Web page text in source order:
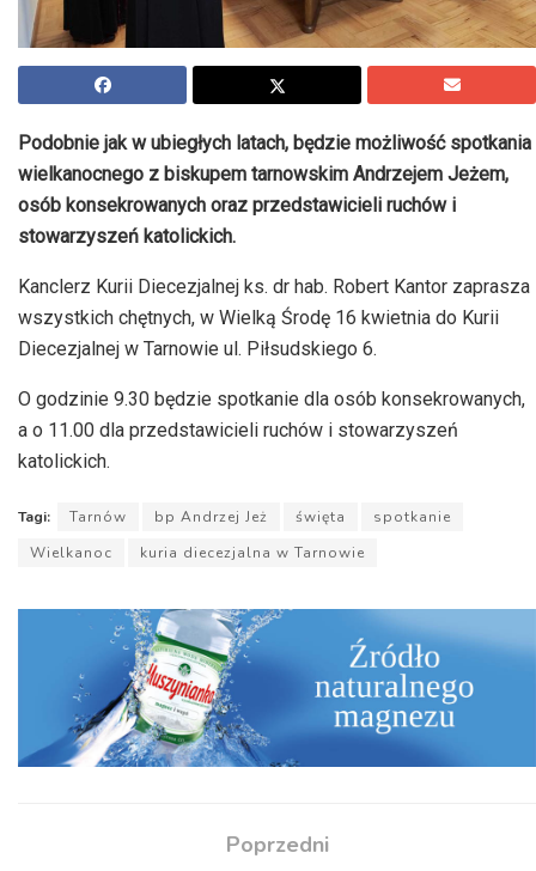
Podobnie jak w ubiegłych latach, będzie możliwość spotkania
wielkanocnego z biskupem tarnowskim Andrzejem Jeżem,
osób konsekrowanych oraz przedstawicieli ruchów i
stowarzyszeń katolickich.
Kanclerz Kurii Diecezjalnej ks. dr hab. Robert Kantor zaprasza
wszystkich chętnych, w Wielką Środę 16 kwietnia do Kurii
Diecezjalnej w Tarnowie ul. Piłsudskiego 6.
O godzinie 9.30 będzie spotkanie dla osób konsekrowanych,
a o 11.00 dla przedstawicieli ruchów i stowarzyszeń
katolickich.
Tagi: Tarnów bp Andrzej Jeż święta
spotkanie
Wielkanoc
kuria diecezjalna w Tarnowie
Poprzedni